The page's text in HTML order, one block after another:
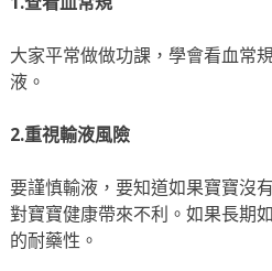
大家平常做做功課，學會看血常
液。
2.重視輸液風險
要謹慎輸液，要知道如果寶寶沒
對寶寶健康帶來不利。如果長期
的耐藥性。